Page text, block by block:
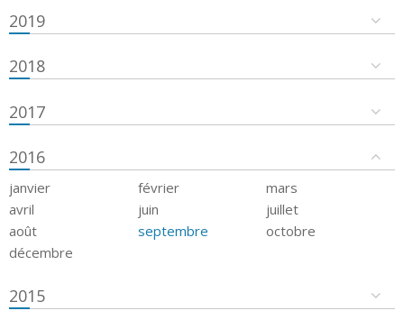
2019
2018
2017
2016
janvier février
mars
avril
juin
juillet
août
septembre
octobre
décembre
2015